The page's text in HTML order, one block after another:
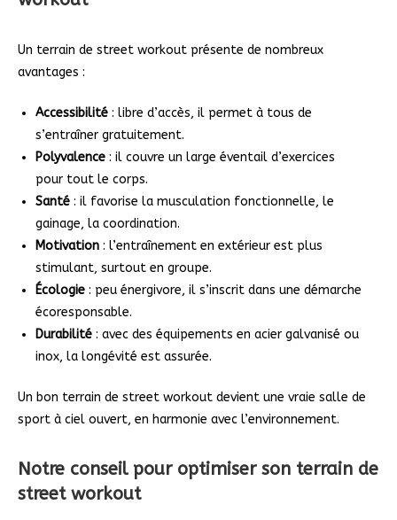
Un terrain de street workout présente de nombreux
avantages :
Accessibilité : libre d’accès, il permet à tous de
s’entraîner gratuitement.
Polyvalence : il couvre un large éventail d’exercices
pour tout le corps.
Santé : il favorise la musculation fonctionnelle, le
gainage, la coordination.
Motivation : l’entraînement en extérieur est plus
stimulant, surtout en groupe.
Écologie : peu énergivore, il s’inscrit dans une démarche
écoresponsable.
Durabilité : avec des équipements en acier galvanisé ou
inox, la longévité est assurée.
Un bon terrain de street workout devient une vraie salle de
sport à ciel ouvert, en harmonie avec l’environnement.
Notre conseil pour optimiser son terrain de
street workout